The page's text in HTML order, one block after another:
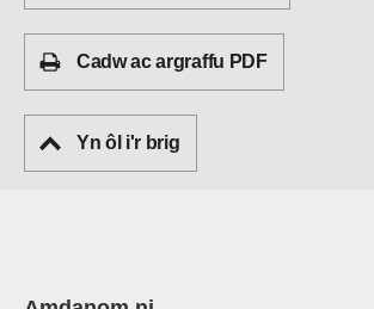
Cadw ac argraffu PDF
Yn ôl i'r brig